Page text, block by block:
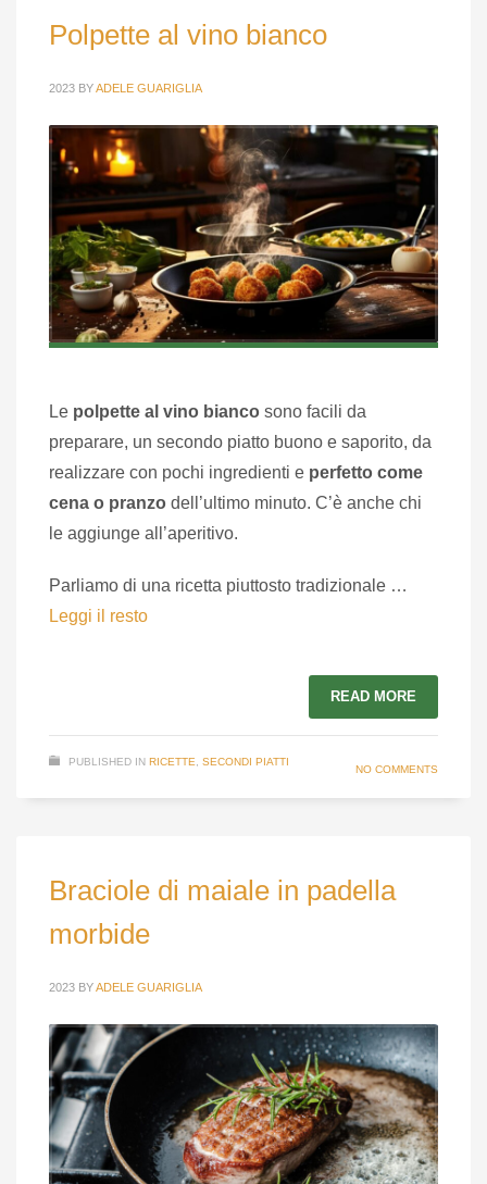
Polpette al vino bianco
2023 BYADELE GUARIGLIA
Le polpette al vino bianco sono facili da
preparare, un secondo piatto buono e saporito, da
realizzare con pochi ingredienti e perfetto come
cena o pranzo dell’ultimo minuto. C’è anche chi
le aggiunge all’aperitivo.
Parliamo di una ricetta piuttosto tradizionale …
Leggi il resto
READ MORE
PUBLISHED IN RICETTE SECONDI PIATTI
NO COMMENTS
Braciole di maiale in padella
morbide
2023 BYADELE GUARIGLIA